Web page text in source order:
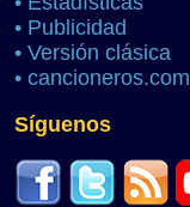
• Publicidad
• Versión clásica
•
Síguenos